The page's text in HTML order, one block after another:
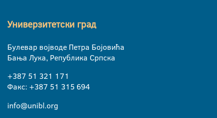
Универзитетски град
Булевар војводе Петра Бојовића
Бања Лука, Република Српска
+387 51 321 171
Факс: +387 51 315 694
info@unibl.org